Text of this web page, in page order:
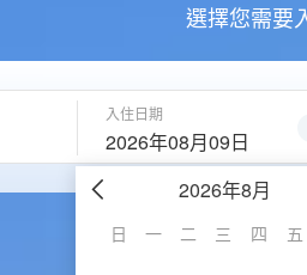
選擇您需要
入住日期
2026年08月09日
2026年8月
日 一 二 三 四 五